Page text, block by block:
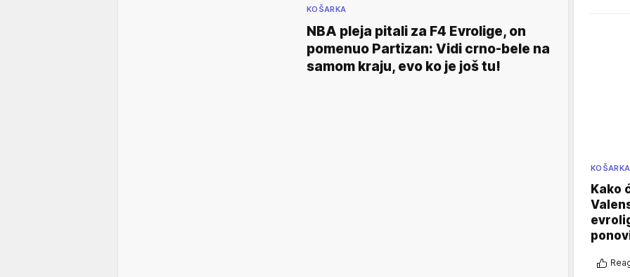
KOŠARKA
NBA pleja pitali za F4 Evrolige, on
pomenuo Partizan: Vidi crno-bele na
samom kraju, evo ko je još tu!
KOŠARKA
Kako